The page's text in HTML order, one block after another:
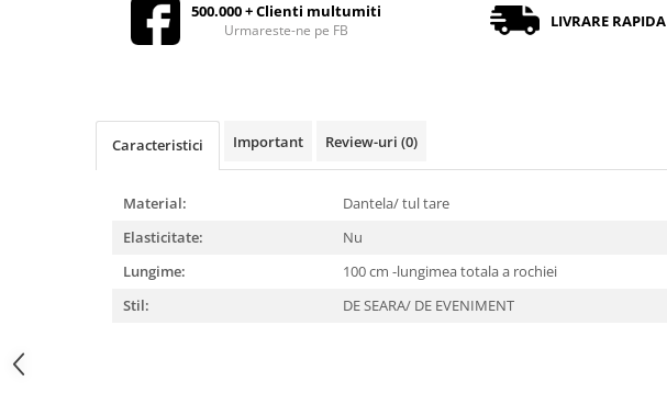
500.000 + Clienti multumiti
Urmareste-ne pe FB LIVRARE RAPIDA
Caracteristici Important Review-uri (0)
Material:
Dantela/ tul tare
Elasticitate:
Nu
Lungime:
100 cm -lungimea totala a rochiei
Stil:
DE SEARA/ DE EVENIMENT